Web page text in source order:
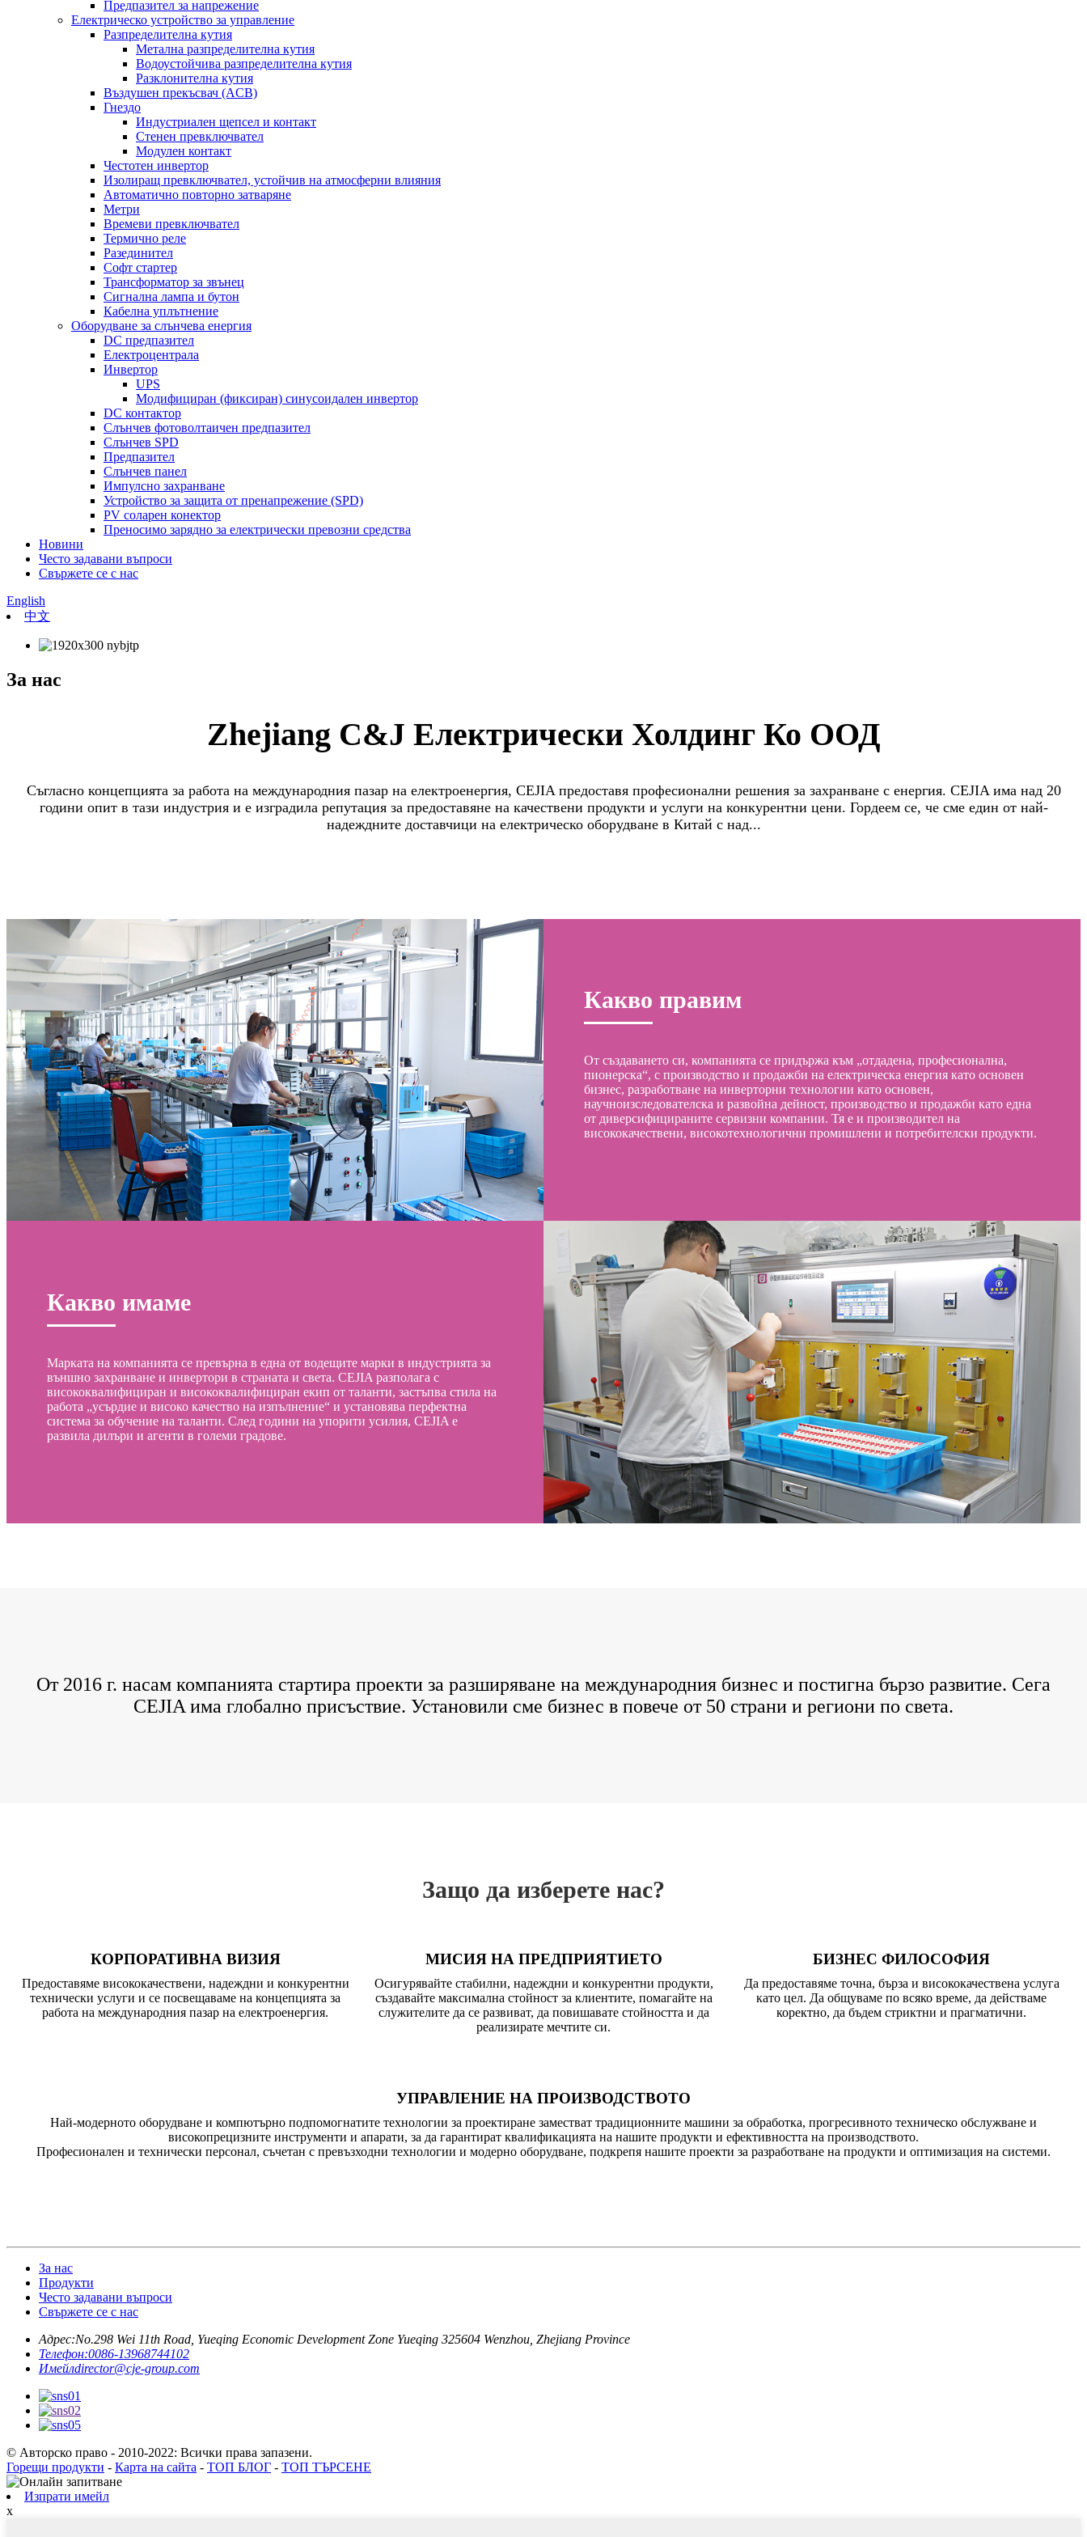
Предпазител за напрежение
Електрическо устройство за управление
Разпределителна кутия
Метална разпределителна кутия
Водоустойчива разпределителна кутия
Разклонителна кутия
Въздушен прекъсвач (ACB)
Гнездо
Индустриален щепсел и контакт
Стенен превключвател
Модулен контакт
Честотен инвертор
Изолиращ превключвател, устойчив на атмосферни влияния
Автоматично повторно затваряне
Метри
Времеви превключвател
Термично реле
Разединител
Софт стартер
Трансформатор за звънец
Сигнална лампа и бутон
Кабелна уплътнение
Оборудване за слънчева енергия
DC предпазител
Електроцентрала
Инвертор
UPS
Модифициран (фиксиран) синусоидален инвертор
DC контактор
Слънчев фотоволтаичен предпазител
Слънчев SPD
Предпазител
Слънчев панел
Импулсно захранване
Устройство за защита от пренапрежение (SPD)
PV соларен конектор
Преносимо зарядно за електрически превозни средства
Новини
Често задавани въпроси
Свържете се с нас
English
中文
За нас
Zhejiang C&J Електрически Холдинг Ко ООД
Съгласно концепцията за работа на международния пазар на електроенергия, CEJIA предоставя професионални решения за захранване с енергия. CEJIA има над 20
години опит в тази индустрия и е изградила репутация за предоставяне на качествени продукти и услуги на конкурентни цени. Гордеем се, че сме един от най-
надеждните доставчици на електрическо оборудване в Китай с над...
Какво правим
От създаването си, компанията се придържа към „отдадена, професионална,
пионерска“, с производство и продажби на електрическа енергия като основен
бизнес, разработване на инверторни технологии като основен,
научноизследователска и развойна дейност, производство и продажби като една
от диверсифицираните сервизни компании. Тя е и производител на
висококачествени, високотехнологични промишлени и потребителски продукти.
Какво имаме
Марката на компанията се превърна в една от водещите марки в индустрията за
външно захранване и инвертори в страната и света. CEJIA разполага с
висококвалифициран и висококвалифициран екип от таланти, застъпва стила на
работа „усърдие и високо качество на изпълнение“ и установява перфектна
система за обучение на таланти. След години на упорити усилия, CEJIA е
развила дилъри и агенти в големи градове.
От 2016 г. насам компанията стартира проекти за разширяване на международния бизнес и постигна бързо развитие. Сега
CEJIA има глобално присъствие. Установили сме бизнес в повече от 50 страни и региони по света.
Защо да изберете нас?
КОРПОРАТИВНА ВИЗИЯ
Предоставяме висококачествени, надеждни и конкурентни
технически услуги и се посвещаваме на концепцията за
работа на международния пазар на електроенергия.
МИСИЯ НА ПРЕДПРИЯТИЕТО
Осигурявайте стабилни, надеждни и конкурентни продукти,
създавайте максимална стойност за клиентите, помагайте на
служителите да се развиват, да повишавате стойността и да
реализирате мечтите си.
БИЗНЕС ФИЛОСОФИЯ
Да предоставяме точна, бърза и висококачествена услуга
като цел. Да общуваме по всяко време, да действаме
коректно, да бъдем стриктни и прагматични.
УПРАВЛЕНИЕ НА ПРОИЗВОДСТВОТО
Най-модерното оборудване и компютърно подпомогнатите технологии за проектиране заместват традиционните машини за обработка, прогресивното техническо обслужване и
високопрецизните инструменти и апарати, за да гарантират квалификацията на нашите продукти и ефективността на производството.
Професионален и технически персонал, съчетан с превъзходни технологии и модерно оборудване, подкрепя нашите проекти за разработване на продукти и оптимизация на системи.
За нас
Продукти
Често задавани въпроси
Свържете се с нас
Адрес:No.298 Wei 11th Road, Yueqing Economic Development Zone Yueqing 325604 Wenzhou, Zhejiang Province
Телефон:0086-13968744102
Имейлdirector@cje-group.com
© Авторско право - 2010-2022: Всички права запазени.
Горещи продукти - Карта на сайта - ТОП БЛОГ - ТОП ТЪРСЕНЕ
Изпрати имейл
x